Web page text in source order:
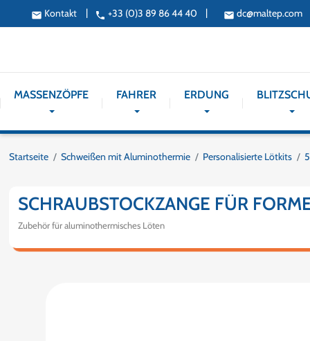
email Kontakt | phone +33 (0)3 89 86 44 40 | email dc@maltep.com
MASSENZÖPFE FAHRER ERDUNG
Startseite Schweißen mit Aluminothermie Personalisierte Lötkits
SCHRAUBSTOCKZANGE FÜR
Zubehör für aluminothermisches Löten